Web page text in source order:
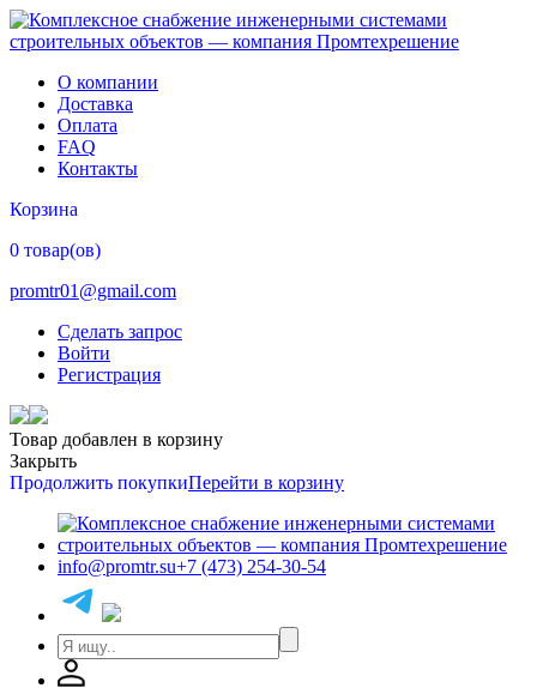
О компании
Доставка
Оплата
FAQ
Контакты
Корзина
0 товар(ов)
promtr01@gmail.com
Сделать запрос
Войти
Регистрация
Товар добавлен в корзину
Закрыть
Продолжить покупкиПерейти в корзину
info@promtr.su+7 (473) 254-30-54